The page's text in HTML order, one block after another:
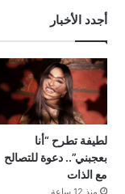
أجدد الأخبار
لطيفة تطرح “أنا
بعجبني”.. دعوة للتصالح
مع الذات
منذ 12 ساعة